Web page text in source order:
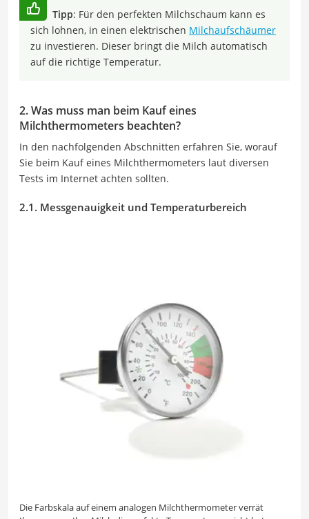
Tipp: Für den perfekten Milchschaum kann es
sich lohnen, in einen elektrischen Milchaufschäumer
zu investieren. Dieser bringt die Milch automatisch
auf die richtige Temperatur.
2. Was muss man beim Kauf eines
Milchthermometers beachten?
In den nachfolgenden Abschnitten erfahren Sie, worauf
Sie beim Kauf eines Milchthermometers laut diversen
Tests im Internet achten sollten.
2.1. Messgenauigkeit und Temperaturbereich
Die Farbskala auf einem analogen Milchthermometer verrät